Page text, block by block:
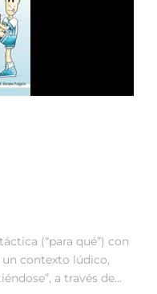
(“para qué”) con
un contexto lúdico,
a través de...